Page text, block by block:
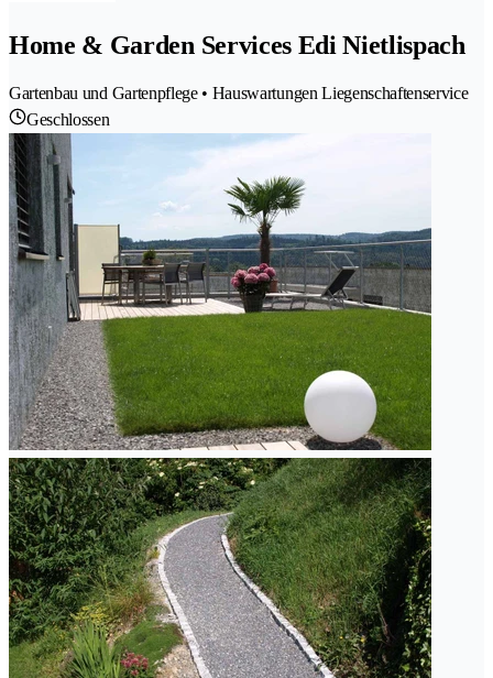
Home & Garden Services Edi Nietlispach
Gartenbau und Gartenpflege • Hauswartungen Liegenschaftenservice
Geschlossen